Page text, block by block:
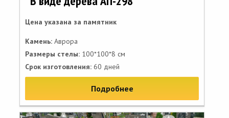
Цена указана за памятник
Камень: Аврора
Размеры стелы: 100*100*8 см
Срок изготовления: 60 дней
Подробнее